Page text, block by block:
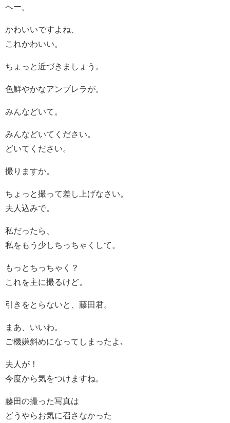
へー。
かわいいですよね、
これかわいい。
ちょっと近づきましょう。
色鮮やかなアンブレラが。
みんなどいて。
みんなどいてください。
どいてください。
撮りますか。
ちょっと撮って差し上げなさい。
夫人込みで。
私だったら、
私をもう少しちっちゃくして。
もっとちっちゃく？
これを主に撮るけど。
引きをとらないと、藤田君。
まあ、いいわ。
ご機嫌斜めになってしまったよ､
夫人が！
今度から気をつけますね。
藤田の撮った写真は
どうやらお気に召さなかった